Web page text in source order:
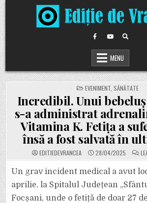
Skip
to
content
MENU
POSTED
IN
EVENIMENT SĂNĂTATE
Incredibil. Unui
s-a administrat
Vitamina K. Fetița a
însă a fost salvată în
EDITIEDEVRANCEA 28/04/2025
Un grav incident medical a avut
aprilie, la Spitalul Județean
Focșani, unde o fetiță de doar 27